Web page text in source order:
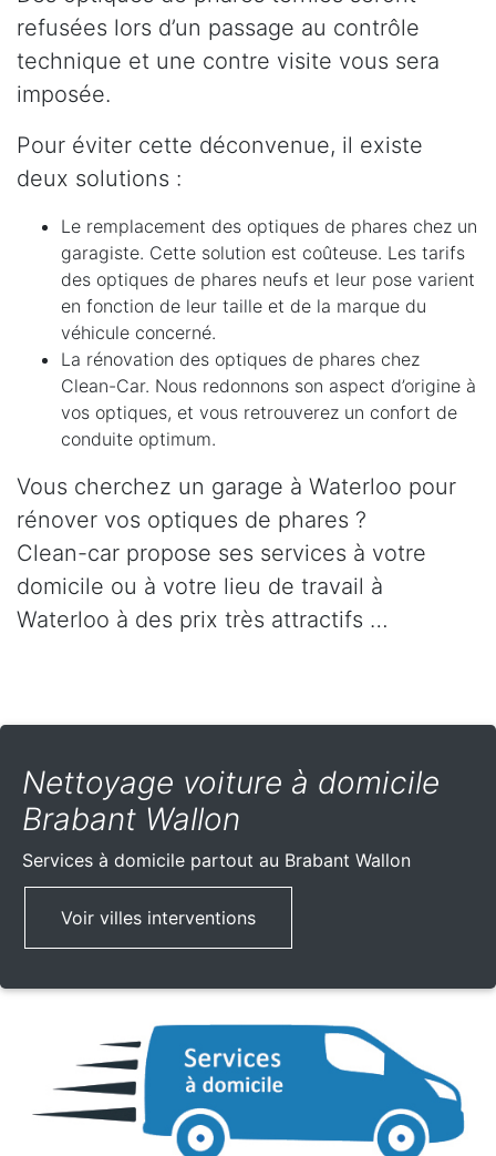
refusées lors d’un passage au contrôle
technique et une contre visite vous sera
imposée.
Pour éviter cette déconvenue, il existe
deux solutions :
Le remplacement des optiques de phares chez un
garagiste. Cette solution est coûteuse. Les tarifs
des optiques de phares neufs et leur pose varient
en fonction de leur taille et de la marque du
véhicule concerné.
La rénovation des optiques de phares chez
Clean-Car. Nous redonnons son aspect d’origine à
vos optiques, et vous retrouverez un confort de
conduite optimum.
Vous cherchez un garage à Waterloo pour
rénover vos optiques de phares ?
Clean-car propose ses services à votre
domicile ou à votre lieu de travail à
Waterloo à des prix très attractifs …
Nettoyage voiture à domicile
Brabant Wallon
Services à domicile partout au Brabant Wallon
Voir villes interventions